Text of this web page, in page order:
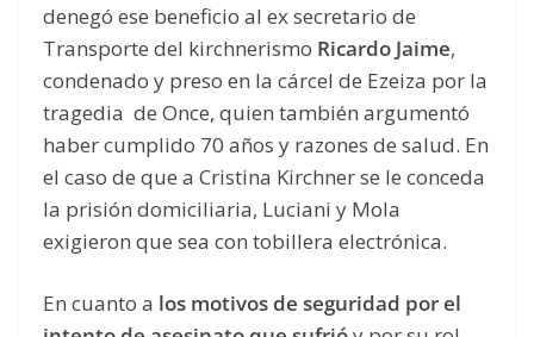
denegó ese beneficio al ex secretario de
Transporte del kirchnerismo Ricardo Jaime,
condenado y preso en la cárcel de Ezeiza por la
tragedia de Once, quien también argumentó
haber cumplido 70 años y razones de salud. En
el caso de que a Cristina Kirchner se le conceda
la prisión domiciliaria, Luciani y Mola
exigieron que sea con tobillera electrónica.
En cuanto a los motivos de seguridad por el